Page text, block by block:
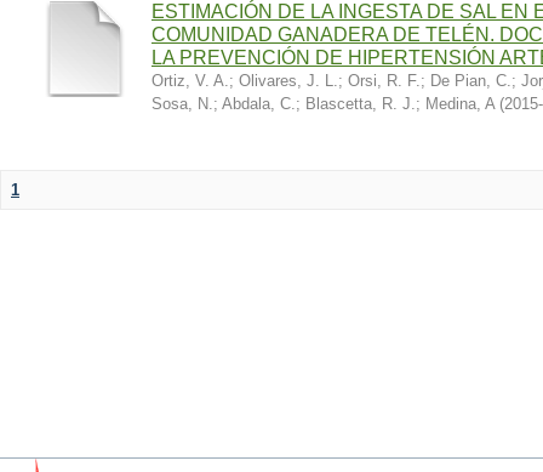
ESTIMACIÓN DE LA INGESTA DE SAL EN
COMUNIDAD GANADERA DE TELÉN.
LA PREVENCIÓN DE HIPERTENSIÓN
Ortiz, V. A.; Olivares, J. L.; Orsi, R. F.; De Pian, C.;
Sosa, N.; Abdala, C.; Blascetta, R. J.; Medina, A (
1